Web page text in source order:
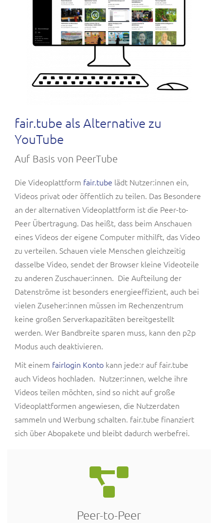
fair.tube als Alternative zu
YouTube
Auf Basis von PeerTube
Die Videoplattform fair.tube lädt Nutzer:innen ein,
Videos privat oder öffentlich zu teilen. Das Besondere
an der alternativen Videoplattform ist die Peer-to-
Peer Übertragung. Das heißt, dass beim Anschauen
eines Videos der eigene Computer mithilft, das Video
zu verteilen. Schauen viele Menschen gleichzeitig
dasselbe Video, sendet der Browser kleine Videoteile
zu anderen Zuschauer:innen. Die Aufteilung der
Datenströme ist besonders energieeffizient, auch bei
vielen Zuseher:innen müssen im Rechenzentrum
keine großen Serverkapazitäten bereitgestellt
werden. Wer Bandbreite sparen muss, kann den p2p
Modus auch deaktivieren.
Mit einem fairlogin Konto kann jede:r auf fair.tube
auch Videos hochladen. Nutzer:innen, welche ihre
Videos teilen möchten, sind so nicht auf große
Videoplattformen angewiesen, die Nutzerdaten
sammeln und Werbung schalten. fair.tube finanziert
sich über Abopakete und bleibt dadurch werbefrei.
Peer-to-Peer